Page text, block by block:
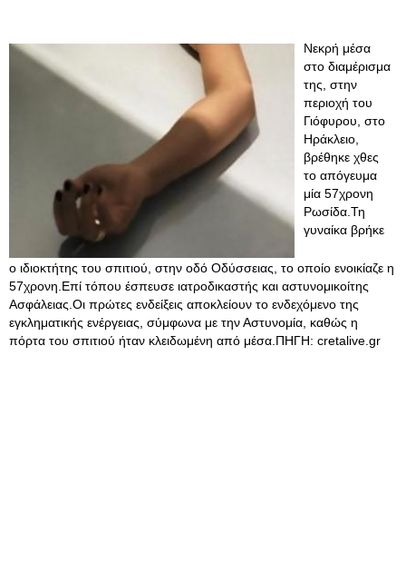
Νεκρή μέσα
στο διαμέρισμα
της, στην
περιοχή του
Γιόφυρου, στο
Ηράκλειο,
βρέθηκε χθες
το απόγευμα
μία 57χρονη
Ρωσίδα.Τη
γυναίκα βρήκε
ο ιδιοκτήτης του σπιτιού, στην οδό Οδύσσειας, το οποίο ενοικίαζε η
57χρονη.Επί τόπου έσπευσε ιατροδικαστής και αστυνομικοίτης
Ασφάλειας.Οι πρώτες ενδείξεις αποκλείουν το ενδεχόμενο της
εγκληματικής ενέργειας, σύμφωνα με την Αστυνομία, καθώς η
πόρτα του σπιτιού ήταν κλειδωμένη από μέσα.ΠΗΓΗ: cretalive.gr